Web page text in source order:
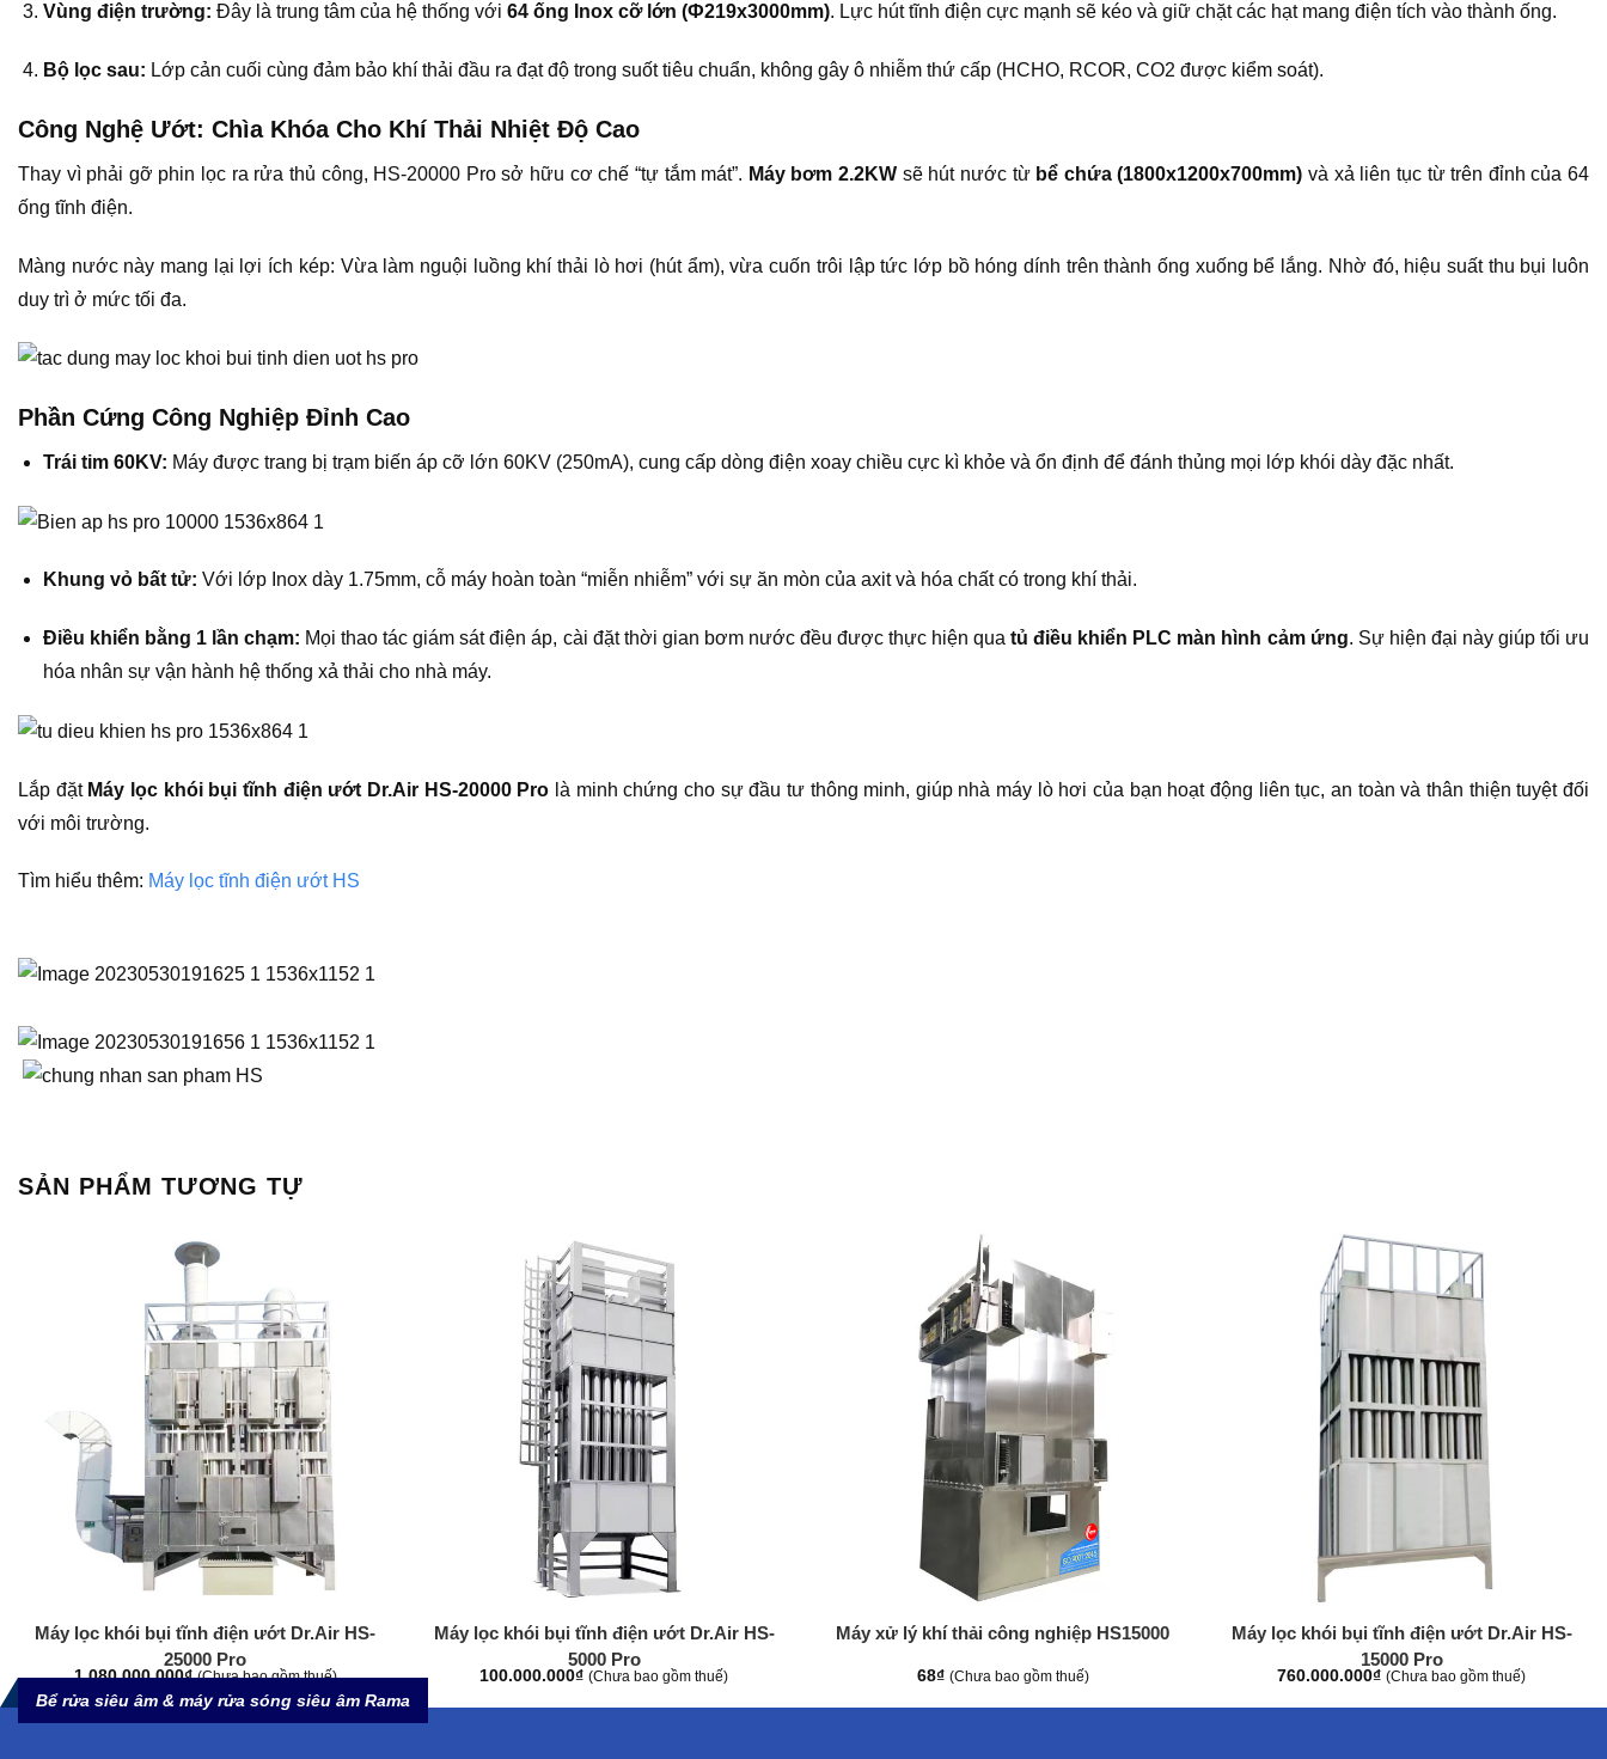
Vùng điện trường: Đây là trung tâm của hệ thống với 64 ống Inox cỡ lớn (Ф219x3000mm). Lực hút tĩnh điện cực mạnh sẽ kéo và giữ chặt các hạt mang điện tích vào thành ống.
Bộ lọc sau: Lớp cản cuối cùng đảm bảo khí thải đầu ra đạt độ trong suốt tiêu chuẩn, không gây ô nhiễm thứ cấp (HCHO, RCOR, CO2 được kiểm soát).
Công Nghệ Ướt: Chìa Khóa Cho Khí Thải Nhiệt Độ Cao
Thay vì phải gỡ phin lọc ra rửa thủ công, HS-20000 Pro sở hữu cơ chế “tự tắm mát”. Máy bơm 2.2KW sẽ hút nước từ bể chứa (1800x1200x700mm) và xả liên tục từ trên đỉnh của 64
ống tĩnh điện.
Màng nước này mang lại lợi ích kép: Vừa làm nguội luồng khí thải lò hơi (hút ẩm), vừa cuốn trôi lập tức lớp bồ hóng dính trên thành ống xuống bể lắng. Nhờ đó, hiệu suất thu bụi luôn
duy trì ở mức tối đa.
Phần Cứng Công Nghiệp Đỉnh Cao
Trái tim 60KV: Máy được trang bị trạm biến áp cỡ lớn 60KV (250mA), cung cấp dòng điện xoay chiều cực kì khỏe và ổn định để đánh thủng mọi lớp khói dày đặc nhất.
Khung vỏ bất tử: Với lớp Inox dày 1.75mm, cỗ máy hoàn toàn “miễn nhiễm” với sự ăn mòn của axit và hóa chất có trong khí thải.
Điều khiển bằng 1 lần chạm: Mọi thao tác giám sát điện áp, cài đặt thời gian bơm nước đều được thực hiện quatủ điều khiển PLC màn hình cảm ứng. Sự hiện đại này giúp tối ưu
hóa nhân sự vận hành hệ thống xả thải cho nhà máy.
Lắp đặt Máy lọc khói bụi tĩnh điện ướt Dr.Air HS-20000 Pro là minh chứng cho sự đầu tư thông minh, giúp nhà máy lò hơi của bạn hoạt động liên tục, an toàn và thân thiện tuyệt đối
với môi trường.
Tìm hiểu thêm: Máy lọc tĩnh điện ướt HS
SẢN PHẨM TƯƠNG TỰ
Máy lọc khói bụi tĩnh điện ướt Dr.Air HS-
25000 Pro
1.080.000.000₫ (Chưa bao gồm thuế)
Máy lọc khói bụi tĩnh điện ướt Dr.Air HS-
5000 Pro
100.000.000₫ (Chưa bao gồm thuế)
Máy xử lý khí thải công nghiệp HS15000
68₫ (Chưa bao gồm thuế)
Máy lọc khói bụi tĩnh điện ướt Dr.Air HS-
15000 Pro
760.000.000₫ (Chưa bao gồm thuế)
Bể rửa siêu âm & máy rửa sóng siêu âm Rama